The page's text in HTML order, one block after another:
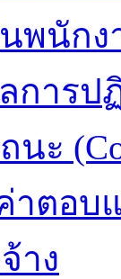
พนักง
การป
ะ
าตอบ
าง